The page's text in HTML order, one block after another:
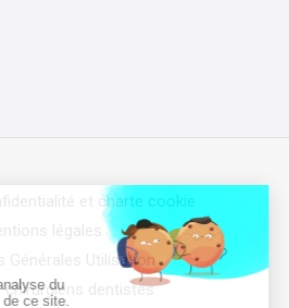
et charte cookie
Générales Utilisation
chirurgiens dentistes